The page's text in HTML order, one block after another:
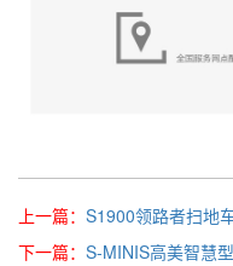
上一篇： S1900领路者扫地
下一篇： S-MINIS高美智慧